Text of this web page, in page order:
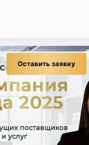
Оставить заявку